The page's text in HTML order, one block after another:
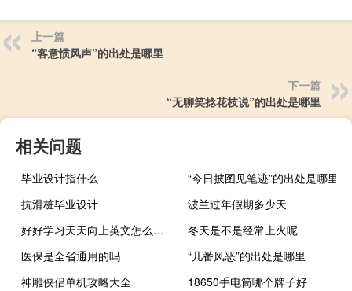
上一篇
“客意惯风声”的出处是哪里
下一篇
“无聊笑捻花枝说”的出处是哪里
相关问题
毕业设计指什么
“今日披图见笔迹”的出处是哪里
抗滑桩毕业设计
波兰过年假期多少天
好好学习天天向上英文怎么说（好好播）
冬天是不是经常上火呢
医保是全省通用的吗
“几番风恶”的出处是哪里
神雕侠侣单机攻略大全
18650手电筒哪个牌子好